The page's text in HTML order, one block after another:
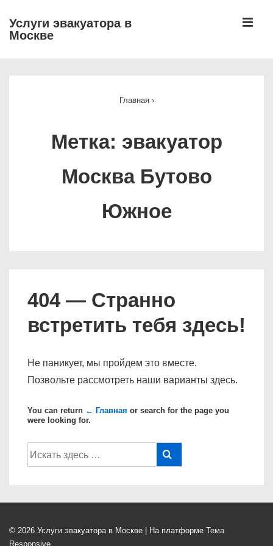
Перейти
Услуги эвакуатора в
Москве
Главная ›
Метка: эвакуатор
Москва Бутово
Южное
404 — Странно
встретить тебя здесь!
Не паникует, мы пройдем это вместе.
Позвольте рассмотреть наши варианты здесь.
You can return ← Главная or search for the page you
were looking for.
Поиск
по:
© 2026 Услуги эвакуатора в Москве | На платформе Тема
Responsive